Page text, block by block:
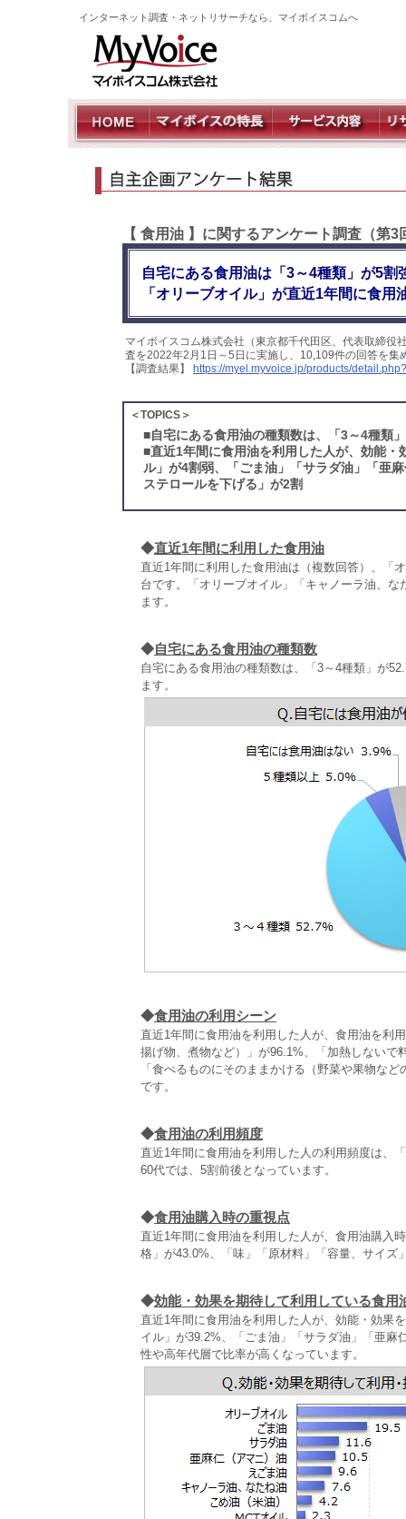
インターネット調査・ネットリサーチなら、マイボイスコムへ
【 食用油 】に関するアンケート調査（第3
自宅にある食用油は「3～4種類」が5
「オリーブオイル」が直近1年間に食用
マイボイスコム株式会社（東京都千代田区、代表取締
査を2022年2月1日～5日に実施し、10,109件の回答を集
【調査結果】
https://myel.myvoice.jp/products/
＜TOPICS＞
■自宅にある食用油の種類数は、「3～4種類
■直近1年間に食用油を利用した人が、効能
ル」が4割弱、「ごま油」「サラダ油」「亜
ステロールを下げる」が2割
◆直近1年間に利用した食用油
直近1年間に利用した食用油は（複数回答）、「
台です。「オリーブオイル」「キャノーラ油、
ます。
◆自宅にある食用油の種類数
自宅にある食用油の種類数は、「3～4種類」が
ます。
◆食用油の利用シーン
直近1年間に食用油を利用した人が、食用油を利
揚げ物、煮物など）」が96.1%、「加熱しない
「食べるものにそのままかける（野菜や果物な
です。
◆食用油の利用頻度
直近1年間に食用油を利用した人の利用頻度は、
60代では、5割前後となっています。
◆食用油購入時の重視点
直近1年間に食用油を利用した人が、食用油購入
格」が43.0%、「味」「原材料」「容量、サイズ
◆効能・効果を期待して利用している食用
直近1年間に食用油を利用した人が、効能・効果
イル」が39.2%、「ごま油」「サラダ油」「亜
性や高年代層で比率が高くなっています。